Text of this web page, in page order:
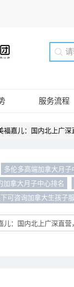
服务流程
福嘉儿：国内北上广
多伦多高端加拿大月子
加拿大月子中心排名
可咨询加拿大生孩子